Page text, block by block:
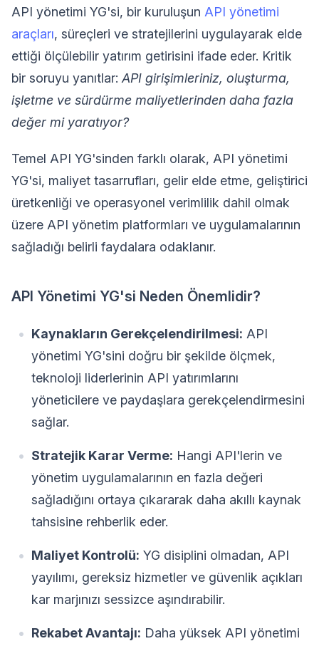
API yönetimi YG'si, bir kuruluşun API yönetimi
araçları, süreçleri ve stratejilerini uygulayarak elde
ettiği ölçülebilir yatırım getirisini ifade eder. Kritik
bir soruyu yanıtlar: API girişimleriniz, oluşturma,
işletme ve sürdürme maliyetlerinden daha fazla
değer mi yaratıyor?
Temel API YG'sinden farklı olarak, API yönetimi
YG'si, maliyet tasarrufları, gelir elde etme, geliştirici
üretkenliği ve operasyonel verimlilik dahil olmak
üzere API yönetim platformları ve uygulamalarının
sağladığı belirli faydalara odaklanır.
API Yönetimi YG'si Neden Önemlidir?
Kaynakların Gerekçelendirilmesi: API
yönetimi YG'sini doğru bir şekilde ölçmek,
teknoloji liderlerinin API yatırımlarını
yöneticilere ve paydaşlara gerekçelendirmesini
sağlar.
Stratejik Karar Verme: Hangi API'lerin ve
yönetim uygulamalarının en fazla değeri
sağladığını ortaya çıkararak daha akıllı kaynak
tahsisine rehberlik eder.
Maliyet Kontrolü: YG disiplini olmadan, API
yayılımı, gereksiz hizmetler ve güvenlik açıkları
kar marjınızı sessizce aşındırabilir.
Rekabet Avantajı: Daha yüksek API yönetimi